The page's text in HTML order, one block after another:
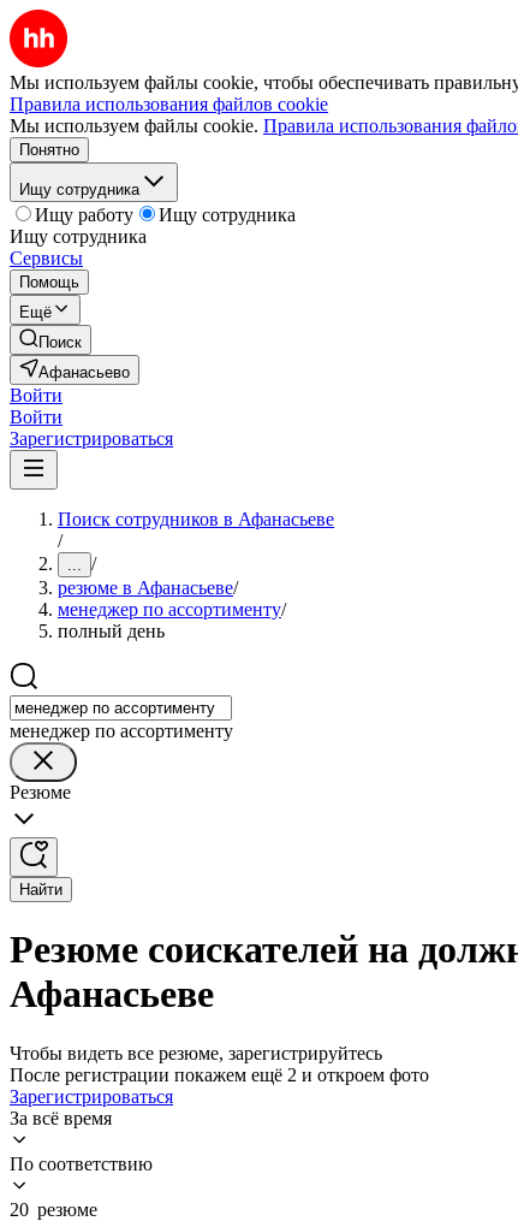
Мы используем файлы cookie, чтобы обеспечивать
Правила использования файлов cookie
Мы используем файлы cookie. Правила использования
Понятно
Ищу сотрудника
Ищу работу
Ищу сотрудника
Ищу сотрудника
Сервисы
Помощь
Ещё
Поиск
Афанасьево
Войти
Войти
Зарегистрироваться
Поиск сотрудников в Афанасьеве
/
... /
резюме в Афанасьеве/
менеджер по ассортименту/
полный день
менеджер по ассортименту
Резюме
Найти
Резюме соискателей на
Афанасьеве
Чтобы видеть все резюме, зарегистрируйтесь
После регистрации покажем ещё 2 и откроем фото
Зарегистрироваться
За всё время
По соответствию
20 резюме